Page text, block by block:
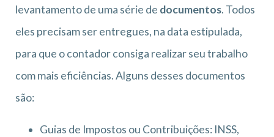
levantamento de uma série de documentos. Todos
eles precisam ser entregues, na data estipulada,
para que o contador consiga realizar seu trabalho
com mais eficiências. Alguns desses documentos
são:
Guias de Impostos ou Contribuições: INSS,